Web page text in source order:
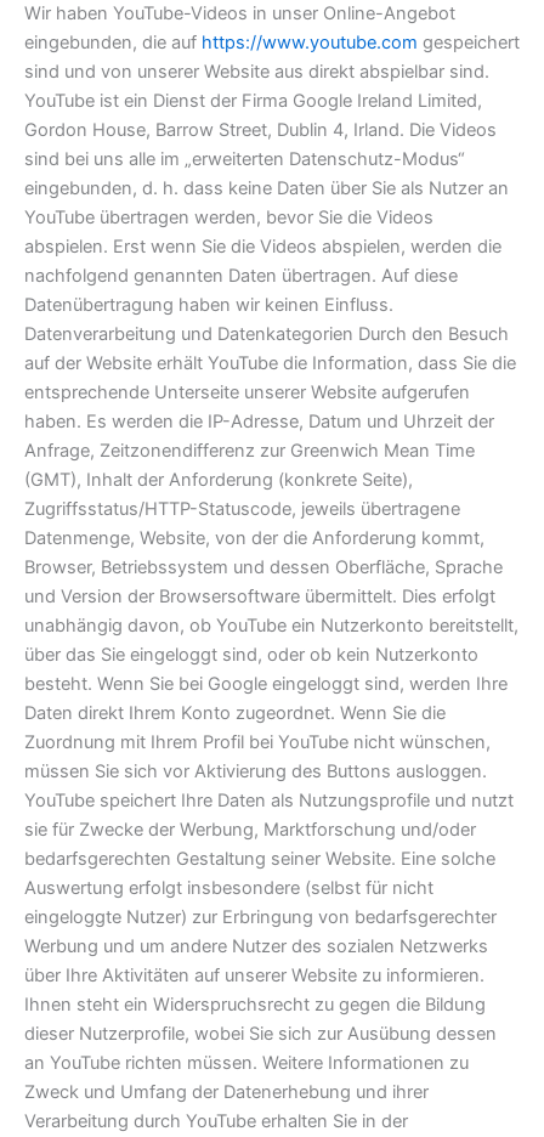
Wir haben YouTube-Videos in unser Online-Angebot
eingebunden, die auf https://www.youtube.com gespeichert
sind und von unserer Website aus direkt abspielbar sind.
YouTube ist ein Dienst der Firma Google Ireland Limited,
Gordon House, Barrow Street, Dublin 4, Irland. Die Videos
sind bei uns alle im „erweiterten Datenschutz-Modus“
eingebunden, d. h. dass keine Daten über Sie als Nutzer an
YouTube übertragen werden, bevor Sie die Videos
abspielen. Erst wenn Sie die Videos abspielen, werden die
nachfolgend genannten Daten übertragen. Auf diese
Datenübertragung haben wir keinen Einfluss.
Datenverarbeitung und Datenkategorien Durch den Besuch
auf der Website erhält YouTube die Information, dass Sie die
entsprechende Unterseite unserer Website aufgerufen
haben. Es werden die IP-Adresse, Datum und Uhrzeit der
Anfrage, Zeitzonendifferenz zur Greenwich Mean Time
(GMT), Inhalt der Anforderung (konkrete Seite),
Zugriffsstatus/HTTP-Statuscode, jeweils übertragene
Datenmenge, Website, von der die Anforderung kommt,
Browser, Betriebssystem und dessen Oberfläche, Sprache
und Version der Browsersoftware übermittelt. Dies erfolgt
unabhängig davon, ob YouTube ein Nutzerkonto bereitstellt,
über das Sie eingeloggt sind, oder ob kein Nutzerkonto
besteht. Wenn Sie bei Google eingeloggt sind, werden Ihre
Daten direkt Ihrem Konto zugeordnet. Wenn Sie die
Zuordnung mit Ihrem Profil bei YouTube nicht wünschen,
müssen Sie sich vor Aktivierung des Buttons ausloggen.
YouTube speichert Ihre Daten als Nutzungsprofile und nutzt
sie für Zwecke der Werbung, Marktforschung und/oder
bedarfsgerechten Gestaltung seiner Website. Eine solche
Auswertung erfolgt insbesondere (selbst für nicht
eingeloggte Nutzer) zur Erbringung von bedarfsgerechter
Werbung und um andere Nutzer des sozialen Netzwerks
über Ihre Aktivitäten auf unserer Website zu informieren.
Ihnen steht ein Widerspruchsrecht zu gegen die Bildung
dieser Nutzerprofile, wobei Sie sich zur Ausübung dessen
an YouTube richten müssen. Weitere Informationen zu
Zweck und Umfang der Datenerhebung und ihrer
Verarbeitung durch YouTube erhalten Sie in der